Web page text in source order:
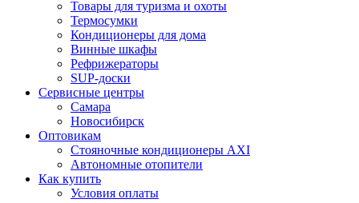
Товары для туризма и охоты
Термосумки
Кондиционеры для дома
Винные шкафы
Рефрижераторы
SUP-доски
Сервисные центры
Самара
Новосибирск
Оптовикам
Стояночные кондиционеры AXI
Автономные отопители
Как купить
Условия оплаты